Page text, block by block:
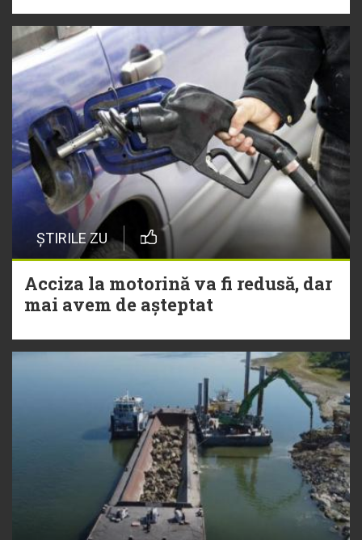
ȘTIRILE ZU
Acciza la motorină va fi redusă, dar
mai avem de așteptat